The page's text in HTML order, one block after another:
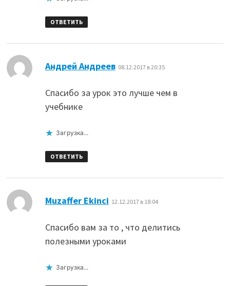
ОТВЕТИТЬ
Андрей Андреев: 08.12.2017 в 20:35
Спасибо за урок это лучше чем в
учебнике
Загрузка...
ОТВЕТИТЬ
Muzaffer Ekinci 12.12.2017 в 18:04
Спасибо вам за то , что делитись
полезными уроками
Загрузка...